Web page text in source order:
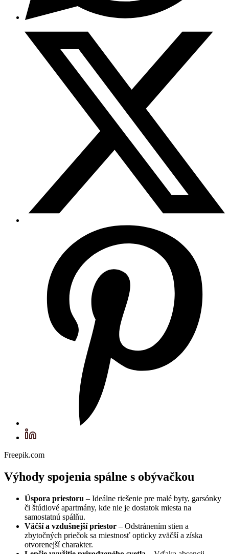
Freepik.com
Výhody spojenia spálne s obývačkou
Úspora priestoru – Ideálne riešenie pre malé byty, garsónky
či štúdiové apartmány, kde nie je dostatok miesta na
samostatnú spálňu.
Väčší a vzdušnejší priestor – Odstránením stien a
zbytočných priečok sa miestnosť opticky zväčší a získa
otvorenejší charakter.